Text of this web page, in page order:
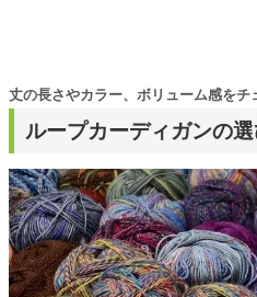
ループカーディガンの
丈の長さやカラー、ボリューム感をチ